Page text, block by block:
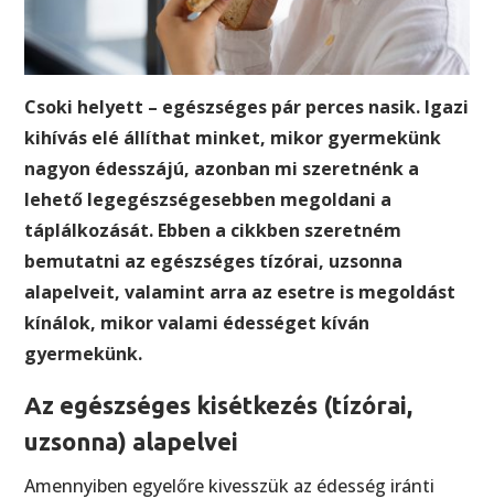
Csoki helyett – egészséges pár perces nasik. Igazi
kihívás elé állíthat minket, mikor gyermekünk
nagyon édesszájú, azonban mi szeretnénk a
lehető legegészségesebben megoldani a
táplálkozását. Ebben a cikkben szeretném
bemutatni az egészséges tízórai, uzsonna
alapelveit, valamint arra az esetre is megoldást
kínálok, mikor valami édességet kíván
gyermekünk.
Az egészséges kisétkezés (tízórai,
uzsonna) alapelvei
Amennyiben egyelőre kivesszük az édesség iránti